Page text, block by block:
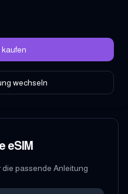
wechseln
eSIM
passende Anleitung